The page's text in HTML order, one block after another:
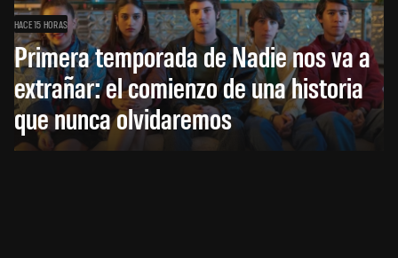
HACE 15 HORAS
Primera temporada de Nadie nos va a
extrañar: el comienzo de una historia
que nunca olvidaremos